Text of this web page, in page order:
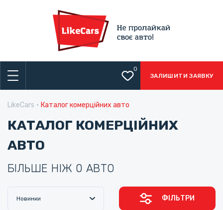
0
ЗАЛИШИТИ ЗАЯВКУ
LikeCars Каталог комерційних авто
КАТАЛОГ КОМЕРЦІЙНИХ
АВТО
БІЛЬШЕ НІЖ 0 АВТО
Новинки ФІЛЬТРИ